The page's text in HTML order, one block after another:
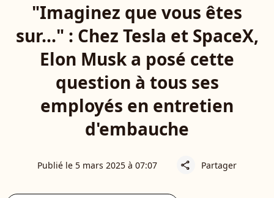
"Imaginez que vous êtes
sur..." : Chez Tesla et SpaceX,
Elon Musk a posé cette
question à tous ses
employés en entretien
d'embauche
Publié le 5 mars 2025 à 07:07 share Partager